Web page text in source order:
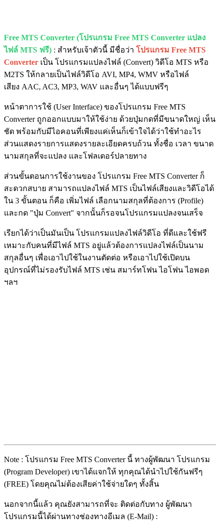
Free MTS Converter (โปรแกรม Free MTS Converter แปลง
ไฟล์ MTS ฟรี) : สำหรับเจ้าตัวนี้ มีชื่อว่า โปรแกรม Free MTS
Converter เป็น โปรแกรมแปลงไฟล์ (Convert) วิดีโอ MTS หรือ
M2TS ให้กลายเป็นไฟล์วิดีโอ AVI, MP4, WMV หรือไฟล์
เสียง AAC, AC3, MP3, WAV และอื่นๆ ได้แบบฟรีๆ
หน้าตาการใช้ (User Interface) ของโปรแกรม Free MTS
Converter ถูกออกแบบมาให้ใช้ง่าย ด้วยปุ่มกดที่มีขนาดใหญ่ เห็น
ชัด พร้อมกับมีไอคอนที่เพียงแค่เห็นก็เข้าใจได้ว่าใช้ทำอะไร
ส่วนแสดงรายการแสดงรายละเอียดครบถ้วน ทั้งชื่อ เวลา ขนาด
นามสกุลที่จะแปลง และโฟลเดอร์ปลายทาง
ส่วนขั้นตอนการใช้งานของ โปรแกรม Free MTS Converter ก็
สะดวกสบาย สามารถแปลงไฟล์ MTS เป็นไฟล์เสียงและวิดีโอได้
ใน 3 ขั้นตอน ก็คือ เพิ่มไฟล์ เลือกนามสกุลที่ต้องการ (Profile)
และกด "ปุ่ม Convert" จากนั้นก็รอจนโปรแกรมแปลงจนเสร็จ
เรียกได้ว่าเป็นมันเป็น โปรแกรมแปลงไฟล์วิดีโอ ที่ดีและใช้ฟรี
เหมาะกับคนที่มีไฟล์ MTS อยู่แล้วต้องการแปลงไฟล์เป็นนาม
สกุลอื่นๆ เพื่อเอาไปใช้ในงานตัดต่อ หรือเอาไปใช้เปิดบน
อุปกรณ์ที่ไม่รองรับไฟล์ MTS เช่น สมาร์ทโฟน ไอโฟน ไอพอด
ฯลฯ
Note : โปรแกรม Free MTS Converter นี้ ทางผู้พัฒนา โปรแกรม
(Program Developer) เขาได้แจกให้ ทุกคุณได้นำไปใช้กันฟรีๆ
(FREE) โดยคุณไม่ต้องเสียค่าใช้จ่ายใดๆ ทั้งสิ้น
นอกจากนี้แล้ว คุณยังสามารถที่จะ ติดต่อกับทาง ผู้พัฒนา
โปรแกรมนี้ได้ผ่านทางช่องทางอีเมล (E-Mail) :